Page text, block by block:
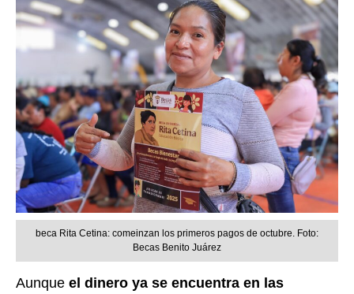
beca Rita Cetina: comeinzan los primeros pagos de octubre. Foto:
Becas Benito Juárez
Aunque el dinero ya se encuentra en las